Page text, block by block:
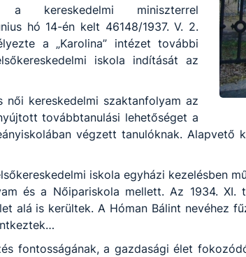
a kereskedelmi miniszterrel
hó 14-én kelt 46148/1937. V. 2.
a „Karolina” intézet további
iskola indítását az
kereskedelmi szaktanfolyam az
továbbtanulási lehetőséget a
végzett tanulóknak.
iskola egyházi kezelésben
és a Nőipariskola mellett. Az 1934.
alá is kerültek. A Hóman Bálint nevéhez
fontosságának, a gazdasági élet